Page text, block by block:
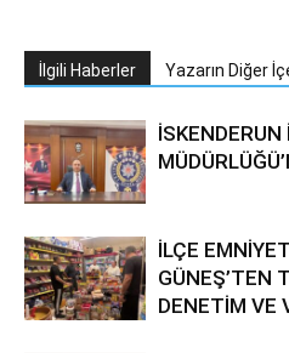
İlgili Haberler Yazarın Diğer
İLÇE
GÜNEŞ’TEN
DENETİM VE